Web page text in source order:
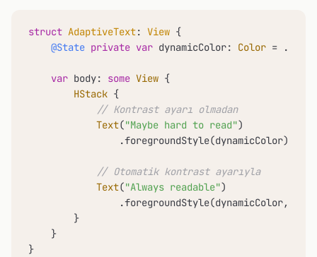
struct AdaptiveText: View {
@State private var dynamicColor: Color =
var body: some View {
HStack {
// Kontrast ayarı olmadan
Text("Maybe hard to read")
                .foregroundStyle(dynamicColor)
// Otomatik kontrast ayarıyla
Text("Always readable")
.foregroundStyle(dynamicColor,
        }
    }
}